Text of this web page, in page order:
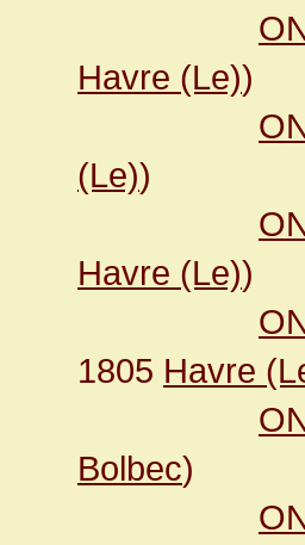
Havre (Le))
(Le))
Havre (Le))
1805 Havre
Bolbec)